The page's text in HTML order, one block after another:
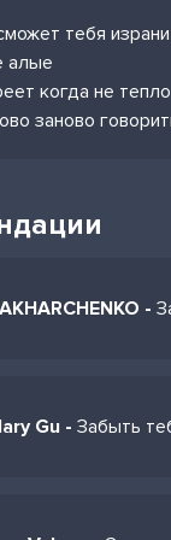
тебя
алые
когда не тепло
заново
-
Gu - Забыть